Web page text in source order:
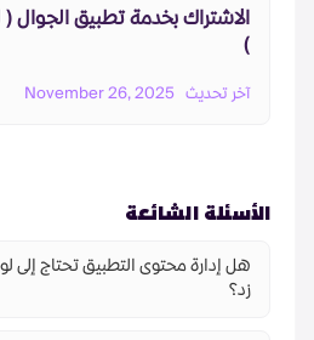
الاشتراك بخدمة تطبيق الجوال
)
آخر تحديث November 26, 2025
الأسئلة الشائعة
هل إدارة محتوى التطبيق تحتاج
زد؟